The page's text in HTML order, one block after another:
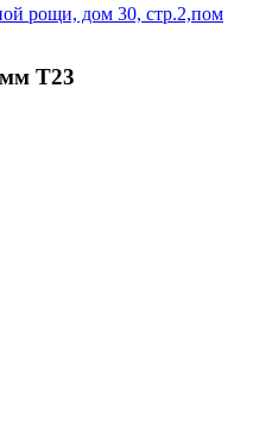
рощи, дом 30, стр.2,пом
Т23